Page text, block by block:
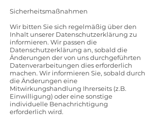
Sicherheitsmaßnahmen
Wir bitten Sie sich regelmäßig über den
Inhalt unserer Datenschutzerklärung zu
informieren. Wir passen die
Datenschutzerklärung an, sobald die
Änderungen der von uns durchgeführten
Datenverarbeitungen dies erforderlich
machen. Wir informieren Sie, sobald durch
die Änderungen eine
Mitwirkungshandlung Ihrerseits (z.B.
Einwilligung) oder eine sonstige
individuelle Benachrichtigung
erforderlich wird.